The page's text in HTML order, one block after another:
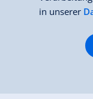
in unserer